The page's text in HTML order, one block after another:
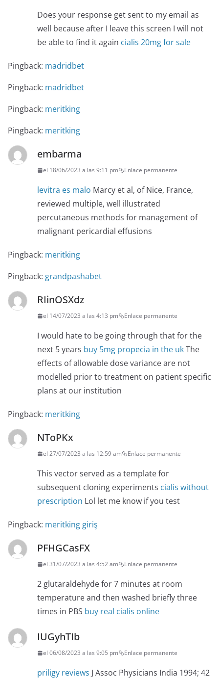
Does your response get sent to my email as
well because after I leave this screen I will not
be able to find it again cialis 20mg for sale
Pingback: madridbet
Pingback: madridbet
Pingback: meritking
Pingback: meritking
embarma
el 18/06/2023 a las 9:11 pm Enlace permanente
levitra es malo Marcy et al, of Nice, France,
reviewed multiple, well illustrated
percutaneous methods for management of
malignant pericardial effusions
Pingback: meritking
Pingback: grandpashabet
RIinOSXdz
el 14/07/2023 a las 4:13 pm Enlace permanente
I would hate to be going through that for the
next 5 years buy 5mg propecia in the ukThe
effects of allowable dose variance are not
modelled prior to treatment on patient specific
plans at our institution
Pingback: meritking
NToPKx
el 27/07/2023 a las 12:59 am Enlace permanente
This vector served as a template for
subsequent cloning experiments cialis without
prescription Lol let me know if you test
Pingback: meritking giriş
PFHGCasFX
el 31/07/2023 a las 4:52 am Enlace permanente
2 glutaraldehyde for 7 minutes at room
temperature and then washed briefly three
times in PBS buy real cialis online
IUGyhTIb
el 06/08/2023 a las 9:05 pm Enlace permanente
priligy reviews J Assoc Physicians India 1994; 42